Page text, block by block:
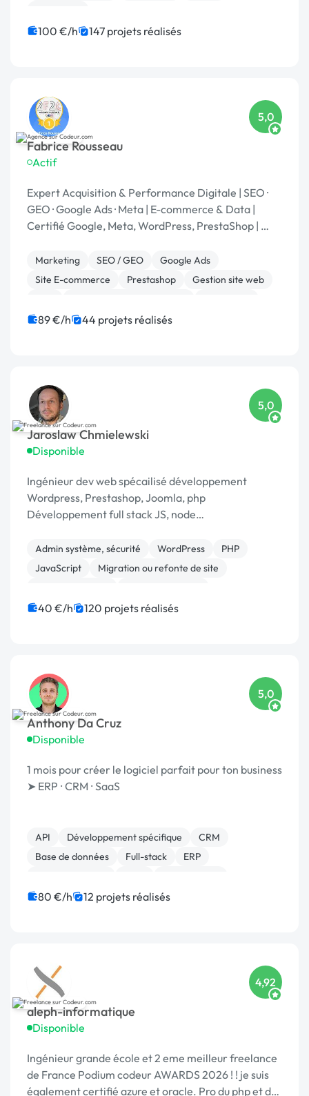
100 €/h 147 projets réalisés
Fabrice Rousseau
Actif
5,0
Expert Acquisition & Performance Digitale | SEO ·
GEO · Google Ads · Meta | E-commerce & Data |
Certifié Google, Meta, WordPress, PrestaShop | 🏆
Marketing SEO / GEO
Google Ads
Site E-commerce
Prestashop
Gestion site web
Web Analytics
89 €/h 44 projets réalisés
Jaroslaw Chmielewski
Disponible
5,0
Ingénieur dev web spécailisé développement
Wordpress, Prestashop, Joomla, php
Développement full stack JS, node
chat temp réel : [URL MASQUÉE], webrtc
Admin système, sécurité WordPress
PHP
JavaScript
Migration ou refonte de site
Création de site internet
Joomla
40 €/h 120 projets réalisés
Anthony Da Cruz
Disponible
5,0
1 mois pour créer le logiciel parfait pour ton business
➤ ERP ⸱ CRM ⸱ SaaS
API Développement spécifique
CRM
Base de données
Full-stack
ERP
Gestion de projet
80 €/h 12 projets réalisés
aleph-informatique
Disponible
4,92
Ingénieur grande école et 2 eme meilleur freelance
de France Podium codeur AWARDS 2026 ! ! je suis
également certifié azure et oracle. Pro du php et de